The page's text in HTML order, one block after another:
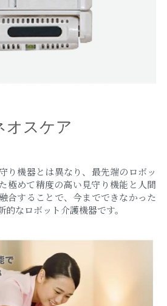
オスケア
り機器とは異なり、最先端のロボッ
極めて精度の高い見守り機能と人間
合することで、今までできなかった
なロボット介護機器です。